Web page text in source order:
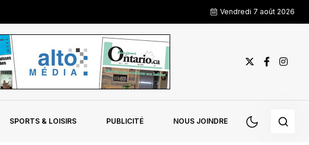
Vendredi 7 août 2026
SPORTS & LOISIRS PUBLICITÉ NOUS JOINDRE